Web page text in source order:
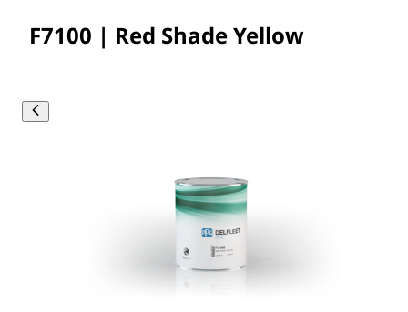
F7100 | Red Shade Yellow